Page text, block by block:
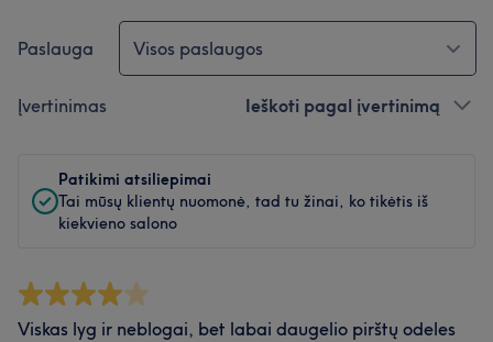
Paslauga Visos paslaugos
Įvertinimas Ieškoti pagal įvertinimą
Patikimi atsiliepimai
Tai mūsų klientų nuomonė, tad tu žinai, ko tikėtis iš
kiekvieno salono
Viskas lyg ir neblogai, bet labai daugelio pirštų odeles